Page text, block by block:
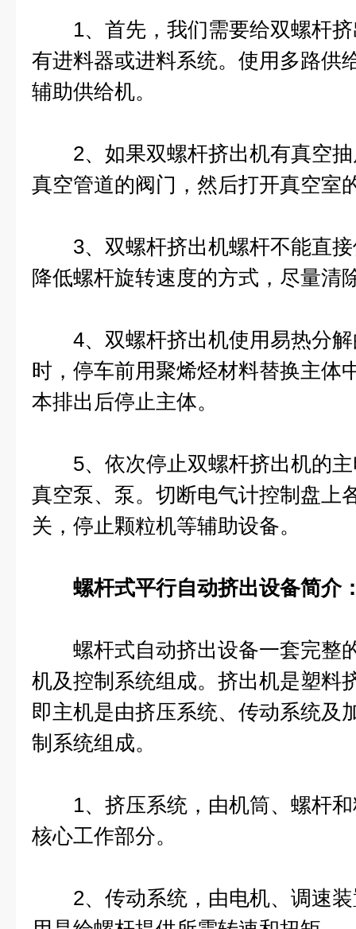
1、首先，我们需要给双螺杆挤
有进料器或进料系统。使用多路供
辅助供给机。
2、如果双螺杆挤出机有真空抽
真空管道的阀门，然后打开真空室
3、双螺杆挤出机螺杆不能直接
降低螺杆旋转速度的方式，尽量清
4、双螺杆挤出机使用易热分解
时，停车前用聚烯烃材料替换主体
本排出后停止主体。
5、依次停止双螺杆挤出机的主
真空泵、泵。切断电气计控制盘上
关，停止颗粒机等辅助设备。
螺杆式平行自动挤出设备简介
螺杆式自动挤出设备一套完整
机及控制系统组成。挤出机是塑料
即主机是由挤压系统、传动系统及
制系统组成。
1、挤压系统，由机筒、螺杆和
核心工作部分。
2、传动系统，由电机、调速装